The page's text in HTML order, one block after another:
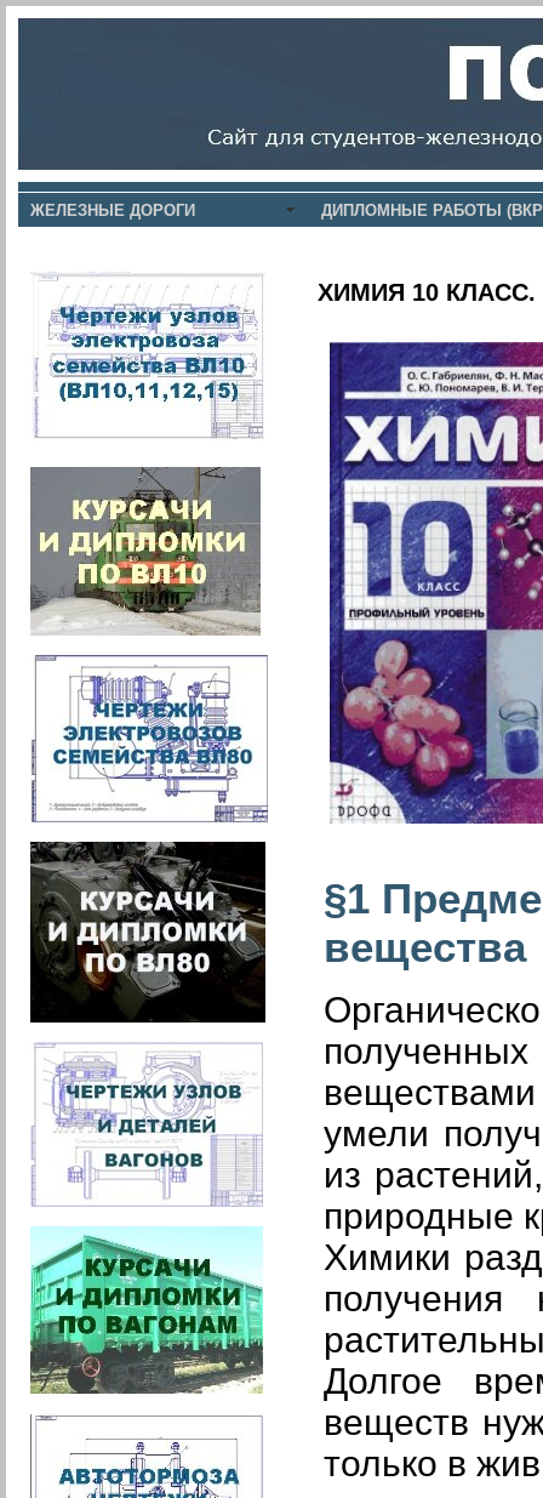
ЖЕЛЕЗНЫЕ ДОРОГИ ДИПЛОМНЫЕ РАБОТЫ
ХИМИЯ 10
§1
вещества
умели
из
природные
Химики
получения
Долгое
веществ
только в